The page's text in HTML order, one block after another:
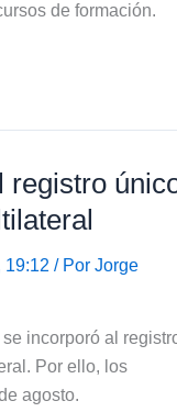
de formación.
registro
/ Por Jorge
incorporó al
Por ello, los
agosto.